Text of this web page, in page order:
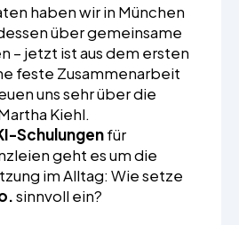
haben wir in München
über gemeinsame
– jetzt ist aus dem ersten
feste Zusammenarbeit
uns sehr über die
Kiehl.
Schulungenfür
geht es um die
im Alltag: Wie setze
sinnvoll ein?